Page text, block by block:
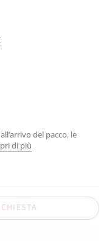
del pacco, le
di più